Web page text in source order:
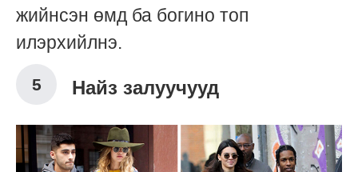
жийнсэн өмд ба богино топ
илэрхийлнэ.
Найз залуучууд